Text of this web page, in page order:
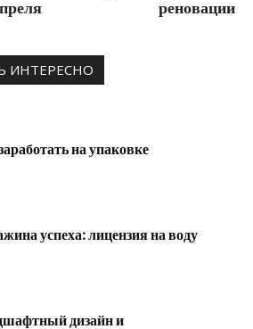
реновации
ИНТЕРЕСНО
на упаковке
успеха: лицензия на воду
дизайн и